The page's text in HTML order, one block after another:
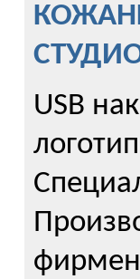
USB